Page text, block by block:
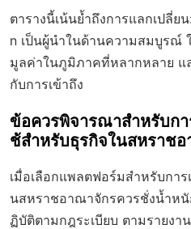
ตารางนี้เน้นย้ำถึงการแลกเปลี่ย
n เป็นผู้นำในด้านความสมบูรณ์
มูลค่าในภูมิภาคที่หลากหลาย แ
กับการเข้าถึง
ข้อควรพิจารณาสำหรับก
ช้สำหรับธุรกิจในสหราช
เมื่อเลือกแพลตฟอร์มสำหรับการ
นสหราชอาณาจักรควรชั่งน้ำห
ฏิบัติตามกฎระเบียบ ตามรายง